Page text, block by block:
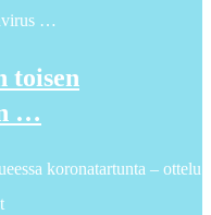
…
toisen
…
koronatartunta – ottelu